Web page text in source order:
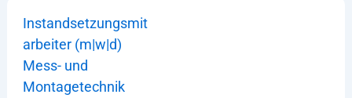
Instandsetzungsmit
arbeiter (m|w|d)
Mess- und
Montagetechnik